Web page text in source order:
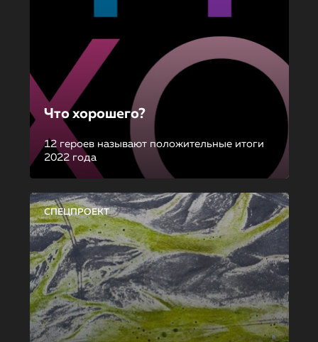
Что хорошего?
12 героев называют положительные итоги
2022 года
СПЕЦПРОЕКТ